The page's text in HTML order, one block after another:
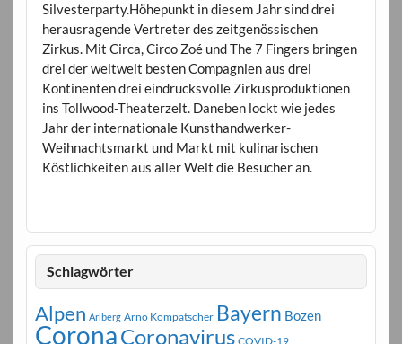
Silvesterparty.Höhepunkt in diesem Jahr sind drei
herausragende Vertreter des zeitgenössischen
Zirkus. Mit Circa, Circo Zoé und The 7 Fingers bringen
drei der weltweit besten Compagnien aus drei
Kontinenten drei eindrucksvolle Zirkusproduktionen
ins Tollwood-Theaterzelt. Daneben lockt wie jedes
Jahr der internationale Kunsthandwerker-
Weihnachtsmarkt und Markt mit kulinarischen
Köstlichkeiten aus aller Welt die Besucher an.
Schlagwörter
Alpen Arlberg Arno Kompatscher Bayern Bozen
CoronaCoronavirus COVID-19